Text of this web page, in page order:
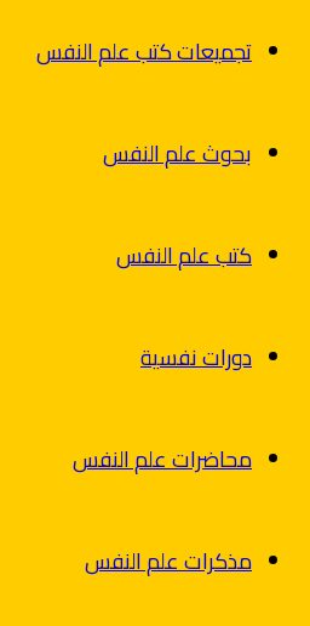
تجميعات كتب علم النفس
بحوث علم النفس
كتب علم النفس
دورات نفسية
محاضرات علم النفس
مذكرات علم النفس